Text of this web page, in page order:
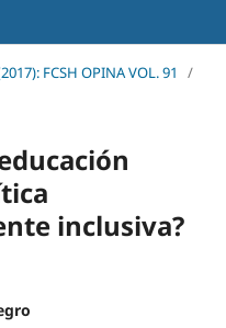
FCSH OPINA VOL. 91
/
inclusiva?